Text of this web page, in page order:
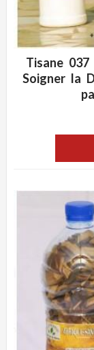
ADD WISHLIST
Tisane
Soigner la